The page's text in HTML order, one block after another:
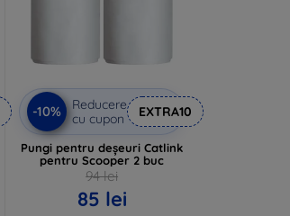
-10%
Reducere
cu cupon
EXTRA10
Pungi pentru deșeuri Catlink
pentru Scooper 2 buc
94 lei
85 lei